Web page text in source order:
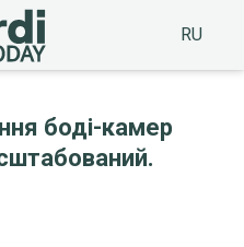
RU
боді-камер